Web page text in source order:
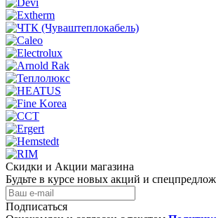
Скидки и Акции магазина
Будьте в курсе новых акций и
Подписаться